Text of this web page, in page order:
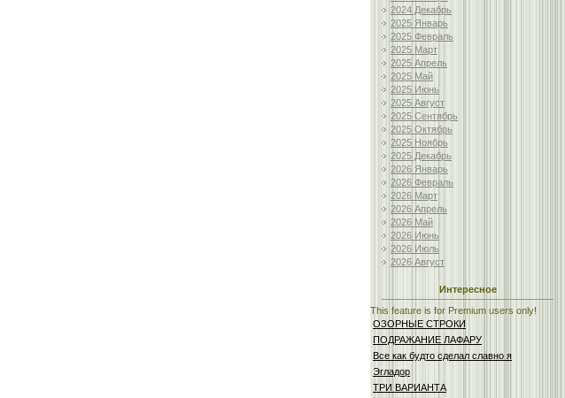
2024 Декабрь
2025 Январь
2025 Февраль
2025 Март
2025 Апрель
2025 Май
2025 Июнь
2025 Август
2025 Сентябрь
2025 Октябрь
2025 Ноябрь
2025 Декабрь
2026 Январь
2026 Февраль
2026 Март
2026 Апрель
2026 Май
2026 Июнь
2026 Июль
2026 Август
Интересное
This feature is for Premium users only!
ОЗОРНЫЕ СТРОКИ
ПОДРАЖАНИЕ ЛАФАРУ
Все как будто сделал славно я
Эгладор
ТРИ ВАРИАНТА